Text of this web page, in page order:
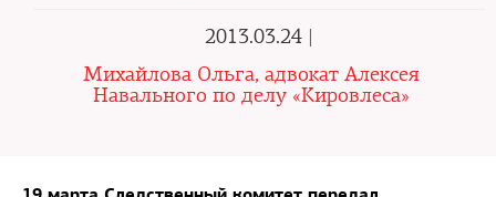
2013.03.24 |
Михайлова Ольга, адвокат Алексея
Навального по делу «Кировлеса»